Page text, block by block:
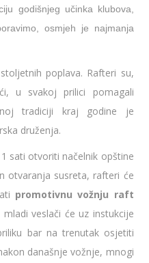
godišnjeg učinka klubova,
osmjeh je najmanja
poplava. Rafteri su,
u svakoj prilici pomagali
tradiciji kraj godine je
druženja.
sati otvoriti načelnik opštine
otvaranja susreta, rafteri će
promotivnu vožnju raft
veslači će uz instukcije
bar na trenutak osjetiti
današnje vožnje, mnogi